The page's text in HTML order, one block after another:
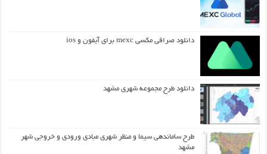
دانلود صرافی مکسی mexc برای آیفون و ios
دانلود طرح مجموعه شهری مشهد
طرح ساماندهی سیما و منظر شهری مبادی ورودی و خروجی شهر
مشهد